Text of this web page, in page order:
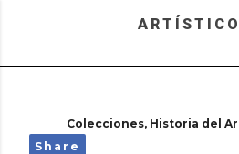
Skip to main
ARTÍSTICO
Colecciones Historia del
Share